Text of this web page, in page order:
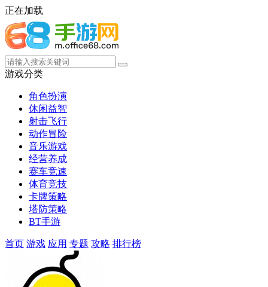
正在加载
游戏分类
角色扮演
休闲益智
射击飞行
动作冒险
音乐游戏
经营养成
赛车竞速
体育竞技
卡牌策略
塔防策略
BT手游
首页 游戏 应用 专题 攻略 排行榜